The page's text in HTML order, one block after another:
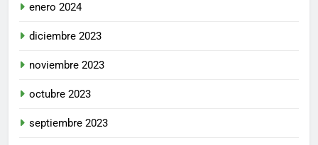
enero 2024
diciembre 2023
noviembre 2023
octubre 2023
septiembre 2023